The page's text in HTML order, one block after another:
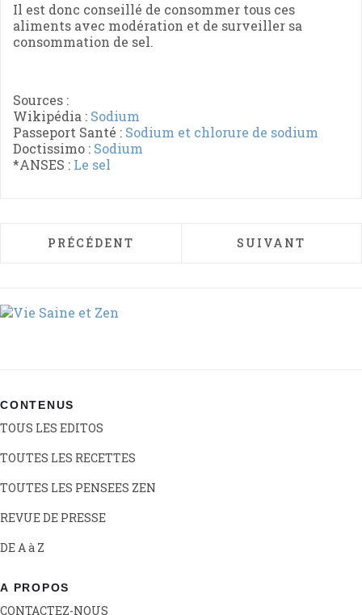
Il est donc conseillé de consommer tous ces
aliments avec modération et de surveiller sa
consommation de sel.
Sources :
Wikipédia : Sodium
Passeport Santé : Sodium et chlorure de sodium
Doctissimo : Sodium
*ANSES : Le sel
ARTICLE PRÉCÉDENT : ZINC
PRÉCÉDENT ARTICLE
SUIVANT
CONTENUS
TOUS LES EDITOS
TOUTES LES RECETTES
TOUTES LES PENSEES ZEN
REVUE DE PRESSE
DE A à Z
A PROPOS
CONTACTEZ-NOUS